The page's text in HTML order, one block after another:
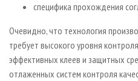
специфика прохождения
Очевидно, что технология
требует высокого уровня
эффективных клеев и защитных
отлаженных систем контроля